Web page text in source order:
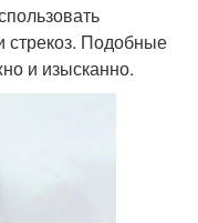
стрекоз. Подобные
и изысканно.